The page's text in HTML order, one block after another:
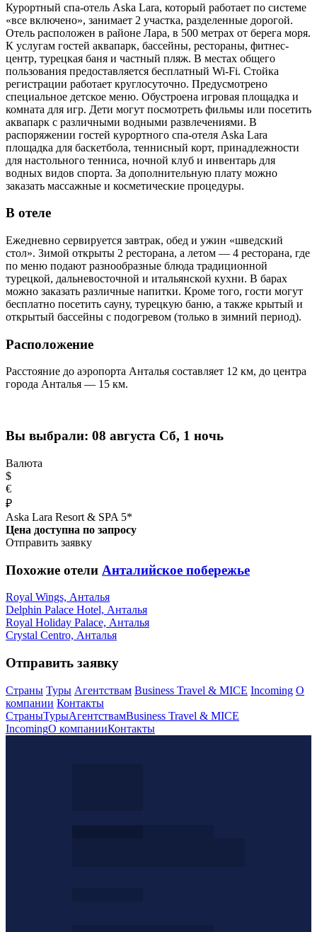
Курортный спа-отель Aska Lara, который работает по системе
«все включено», занимает 2 участка, разделенные дорогой.
Отель расположен в районе Лара, в 500 метрах от берега моря.
К услугам гостей аквапарк, бассейны, рестораны, фитнес-
центр, турецкая баня и частный пляж. В местах общего
пользования предоставляется бесплатный Wi-Fi. Стойка
регистрации работает круглосуточно. Предусмотрено
специальное детское меню. Обустроена игровая площадка и
комната для игр. Дети могут посмотреть фильмы или посетить
аквапарк с различными водными развлечениями. В
распоряжении гостей курортного спа-отеля Aska Lara
площадка для баскетбола, теннисный корт, принадлежности
для настольного тенниса, ночной клуб и инвентарь для
водных видов спорта. За дополнительную плату можно
заказать массажные и косметические процедуры.
В отеле
Ежедневно сервируется завтрак, обед и ужин «шведский
стол». Зимой открыты 2 ресторана, а летом — 4 ресторана, где
по меню подают разнообразные блюда традиционной
турецкой, дальневосточной и итальянской кухни. В барах
можно заказать различные напитки. Кроме того, гости могут
бесплатно посетить сауну, турецкую баню, а также крытый и
открытый бассейны с подогревом (только в зимний период).
Расположение
Расстояние до аэропорта Анталья составляет 12 км, до центра
города Анталья — 15 км.
Вы выбрали: 08 августа Сб, 1 ночь
Валюта
$
€
₽
Aska Lara Resort & SPA 5*
Цена доступна по запросу
Отправить заявку
Похожие отели Анталийское побережье
Royal Wings, Анталья
Delphin Palace Hotel, Анталья
Royal Holiday Palace, Анталья
Crystal Centro, Анталья
Отправить заявку
Страны Туры Агентствам Business Travel & MICE Incoming О
компании Контакты
СтраныТурыАгентствамBusiness Travel & MICE
IncomingО компанииКонтакты